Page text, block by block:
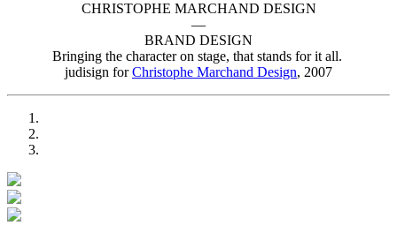
CHRISTOPHE MARCHAND DESIGN
—
BRAND DESIGN
Bringing the character on stage, that stands for it all.
judisign forChristophe Marchand Design, 2007